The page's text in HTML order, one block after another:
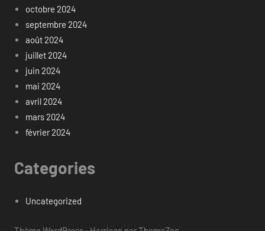
octobre 2024
septembre 2024
août 2024
juillet 2024
juin 2024
mai 2024
avril 2024
mars 2024
février 2024
Categories
Uncategorized